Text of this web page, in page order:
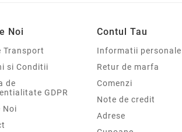
Noi
Transport
si Conditii
de
GDPR
Noi
Contul Tau
Informatii personale
Retur de marfa
Comenzi
Note de credit
Adrese